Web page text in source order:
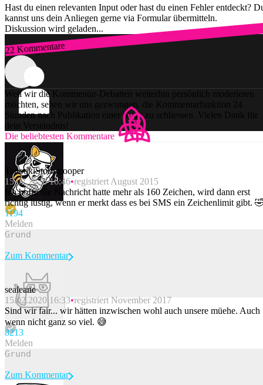
Hast du einen relevanten Input oder hast du einen Fehler entdeckt?
kannst uns dein Anliegen gerne via Formular übermitteln.
Diskussion wird geladen...
22 Kommentare
Zum Login
Weil wir die Kommentar-Debatten weiterhin persönlich moderieren
möchten, sehen wir uns gezwungen, die Kommentarfunktion 24
Stunden nach Publikation einer Story zu schliessen. Vielen Dank für
dein Verständnis!
Die beliebtesten Kommentare
TanookiStormtrooper
15.02.2020 16:46 registriert August 2015
Ich hoffe die Nachricht hatte mehr als 160 Zeichen, wird dann erst
richtig lustig, wenn er merkt dass es bei SMS ein Zeichenlimit gibt.
1194
Melden
Beitrag melden
Zum Kommentar
sealeane
15.02.2020 16:33 registriert November 2017
Sind wir fair... wir hätten inzwischen wohl auch unsere müehe. Auch
wenn nicht ganz so viel. 😅
8213
Melden
Zum Kommentar